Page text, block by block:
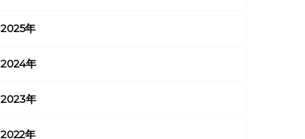
2025年
2024年
2023年
2022年